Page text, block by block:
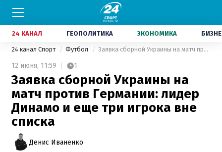
24 КАНАЛ ГЕОПОЛИТИКА ЭКОНОМИКА
24 канал Спорт Футбол Заявка сборной Украины на матч против Германии: лидер Динамо и еще три игрока вне списка
12 июня, 11:59 1
Заявка сборной Украины на
матч против Германии: лидер
Динамо и еще три игрока вне
списка
Денис Иваненко